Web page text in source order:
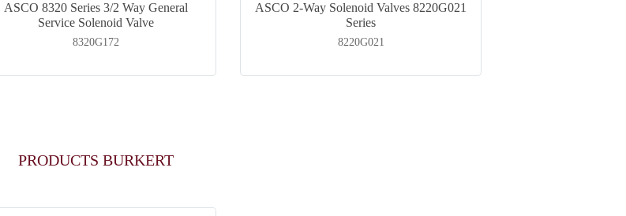
ASCO 8320 Series 3/2 Way General
Service Solenoid Valve
8320G172
ASCO 2-Way Solenoid Valves 8220G021
Series
8220G021
PRODUCTS BURKERT